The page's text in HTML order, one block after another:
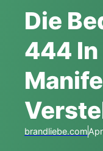
Die
444 In
brandliebe.com